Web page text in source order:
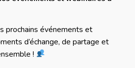
prochains événements et
d’échange, de partage et
!